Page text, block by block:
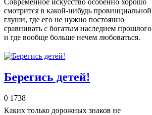
Современное искусство особенно хорошо
смотрится в какой-нибудь провинциальной
глуши, где его не нужно постоянно
сравнивать с богатым наследием прошлого
и где вообще больше нечем любоваться.
Берегись детей!
0 1738
Каких только дорожных знаков не